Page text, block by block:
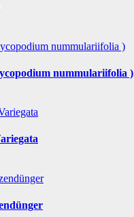
nummulariifolia )